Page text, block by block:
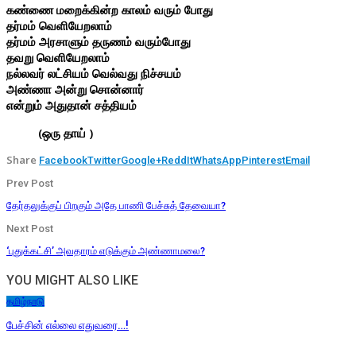
கண்ணை மறைக்கின்ற காலம் வரும் போது
தர்மம் வெளியேறலாம்
தர்மம் அரசாளும் தருணம் வரும்போது
தவறு வெளியேறலாம்
நல்லவர் லட்சியம் வெல்வது நிச்சயம்
அண்ணா அன்று சொன்னார்
என்றும் அதுதான் சத்தியம்
(ஒரு தாய் )
Share FacebookTwitterGoogle+ReddItWhatsAppPinterestEmail
Prev Post
தேர்தலுக்குப் பிறகும் அதே பாணி பேச்சுத் தேவையா?
Next Post
‘புதுக்கட்சி’ அவதாரம் எடுக்கும் அண்ணாமலை?
YOU MIGHT ALSO LIKE
தமிழ்நாடு
பேச்சின் எல்லை எதுவரை…!